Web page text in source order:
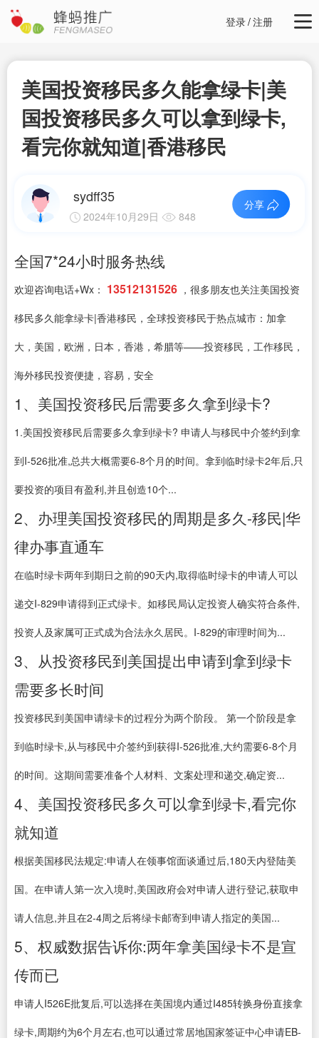
登录/注册
美国投资移民多久能拿绿卡|美
国投资移民多久可以拿到绿卡,
看完你就知道|香港移民
sydff35
2024年10月29日 848
分享
全国7*24小时服务热线
欢迎咨询电话+Wx： 13512131526 ，很多朋友也关注美国投资
移民多久能拿绿卡|香港移民，全球投资移民于热点城市：加拿
大，美国，欧洲，日本，香港，希腊等——投资移民，工作移民，
海外移民投资便捷，容易，安全
1、美国投资移民后需要多久拿到绿卡?
1.美国投资移民后需要多久拿到绿卡? 申请人与移民中介签约到拿
到I-526批准,总共大概需要6-8个月的时间。拿到临时绿卡2年后,只
要投资的项目有盈利,并且创造10个...
2、办理美国投资移民的周期是多久-移民|华
律办事直通车
在临时绿卡两年到期日之前的90天内,取得临时绿卡的申请人可以
递交I-829申请得到正式绿卡。如移民局认定投资人确实符合条件,
投资人及家属可正式成为合法永久居民。I-829的审理时间为...
3、从投资移民到美国提出申请到拿到绿卡
需要多长时间
投资移民到美国申请绿卡的过程分为两个阶段。 第一个阶段是拿
到临时绿卡,从与移民中介签约到获得I-526批准,大约需要6-8个月
的时间。这期间需要准备个人材料、文案处理和递交,确定资...
4、美国投资移民多久可以拿到绿卡,看完你
就知道
根据美国移民法规定:申请人在领事馆面谈通过后,180天内登陆美
国。在申请人第一次入境时,美国政府会对申请人进行登记,获取申
请人信息,并且在2-4周之后将绿卡邮寄到申请人指定的美国...
5、权威数据告诉你:两年拿美国绿卡不是宣
传而已
申请人I526E批复后,可以选择在美国境内通过I485转换身份直接拿
绿卡,周期约为6个月左右,也可以通过常居地国家签证中心申请EB-